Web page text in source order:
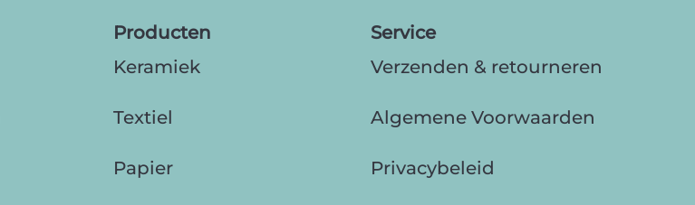
Producten
Keramiek
Textiel
Papier
Service
Verzenden & retourneren
Algemene Voorwaarden
Privacybeleid